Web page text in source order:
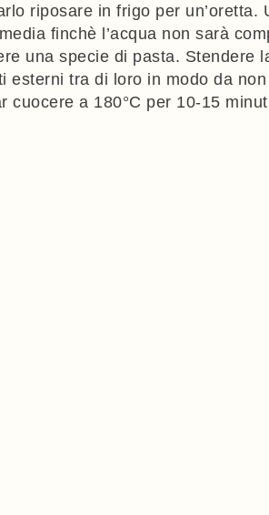
riposare in frigo per
finchè l’acqua non sarà
una specie di pasta.
esterni tra di loro in modo da
cuocere a 180°C per 10-15